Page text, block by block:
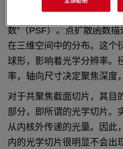
由光学系统产生的点（光斑
数”（PSF）。点扩散函数
在三维空间中的分布。这个
球形，影响着光学分辨率。
率，轴向尺寸决定聚焦深度
对于共聚焦截面切片，其目
部分，即所谓的光学切片。
从内核外传递的光量。因此
内的光学切片很明显不会出